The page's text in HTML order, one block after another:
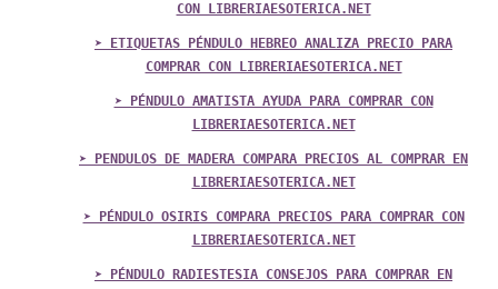
CON LIBRERIAESOTERICA.NET
➤ ETIQUETAS PÉNDULO HEBREO ANALIZA PRECIO PARA
COMPRAR CON LIBRERIAESOTERICA.NET
➤ PÉNDULO AMATISTA AYUDA PARA COMPRAR CON
LIBRERIAESOTERICA.NET
➤ PENDULOS DE MADERA COMPARA PRECIOS AL COMPRAR EN
LIBRERIAESOTERICA.NET
➤ PÉNDULO OSIRIS COMPARA PRECIOS PARA COMPRAR CON
LIBRERIAESOTERICA.NET
➤ PÉNDULO RADIESTESIA CONSEJOS PARA COMPRAR EN